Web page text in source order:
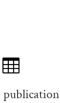

publication